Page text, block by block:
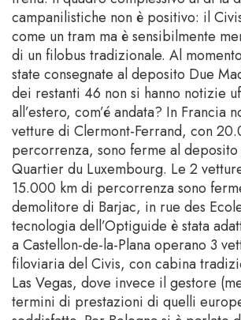
campanilistiche non è positivo: il
come un tram ma è sensibilmente
di un filobus tradizionale. Al
state consegnate al deposito Due
dei restanti 46 non si hanno notizie
all’estero, com’é andata? In Francia
vetture di Clermont-Ferrand, con
percorrenza, sono ferme al deposito
Quartier du Luxembourg. Le 2
15.000 km di percorrenza sono
demolitore di Barjac, in rue des
tecnologia dell’Optiguide è stata
a Castellon-de-la-Plana operano 3
filoviaria del Civis, con cabina
Las Vegas, dove invece il gestore
termini di prestazioni di quelli